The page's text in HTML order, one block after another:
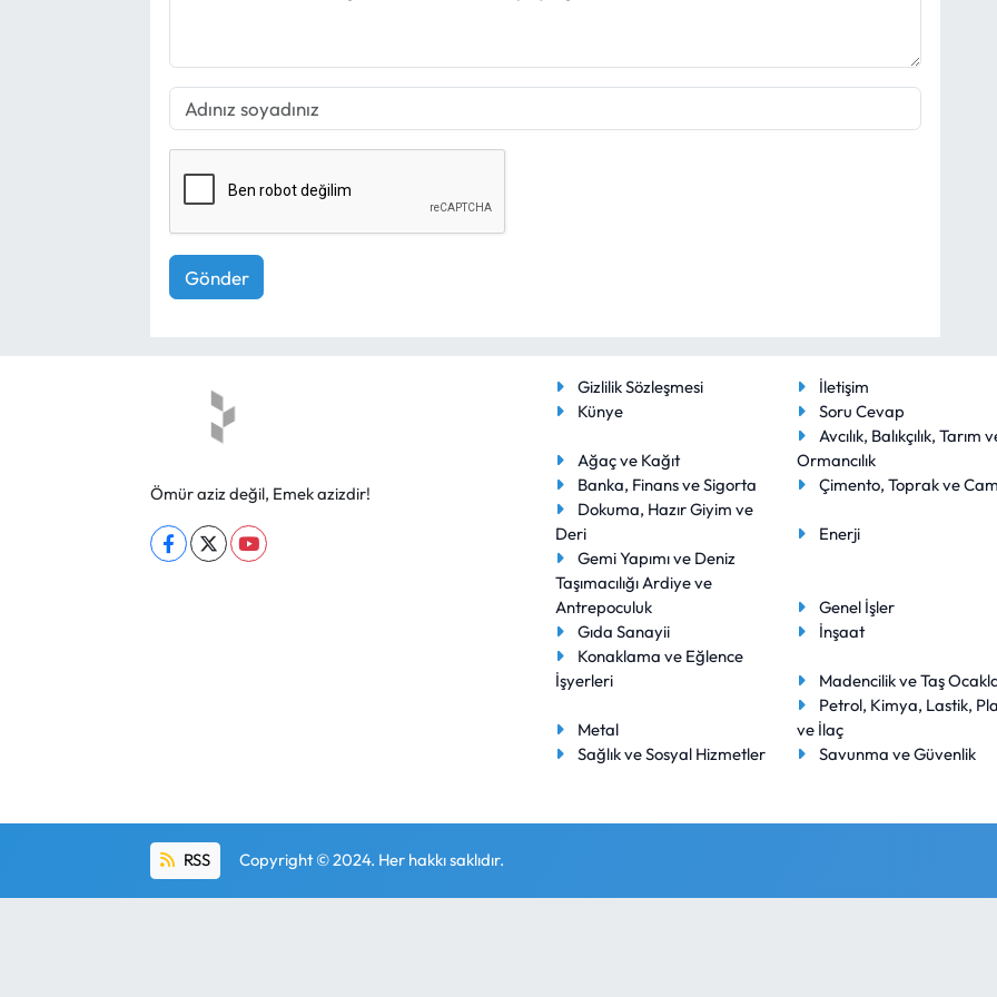
Gönder
Ömür aziz değil, Emek azizdir!
Gizlilik Sözleşmesi
İletişim
Künye
Soru Cevap
Ağaç ve Kağıt
Avcılık, Balıkçılık, Tarım
Ormancılık
Banka, Finans ve Sigorta
Çimento, Toprak ve
Dokuma, Hazır Giyim ve
Deri
Enerji
Gemi Yapımı ve Deniz
Taşımacılığı Ardiye ve
Antrepoculuk
Genel İşler
Gıda Sanayii
İnşaat
Konaklama ve Eğlence
İşyerleri
Madencilik ve Taş
Metal
Petrol, Kimya, Lastik,
ve İlaç
Sağlık ve Sosyal Hizmetler
Savunma ve Güvenlik
RSS Copyright © 2024. Her hakkı saklıdır.